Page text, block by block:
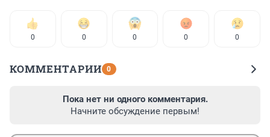
0 0 0 0 0
КОММЕНТАРИИ 0
Пока нет ни одного комментария.
Начните обсуждение первым!